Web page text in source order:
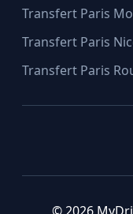
Transfert Paris
Transfert Paris
Transfert Paris